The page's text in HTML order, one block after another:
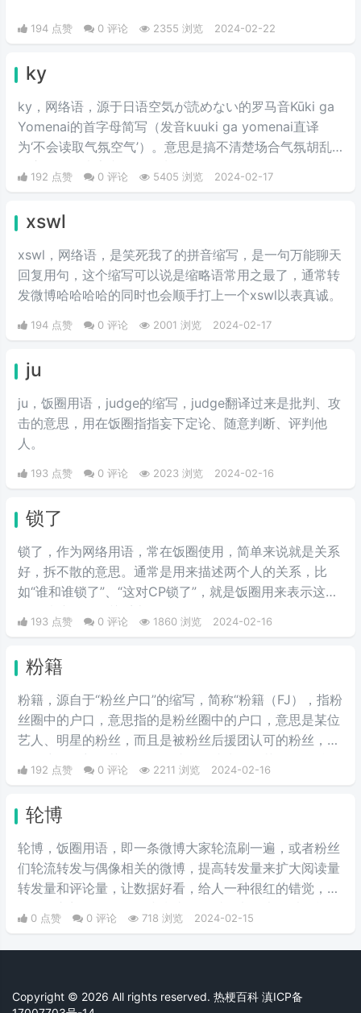
194 点赞 0 评论 2355 浏览 2024-02-22
ky
ky，网络语，源于日语空気が読めない的罗马音Kūki ga
Yomenai的首字母简写（发音kuuki ga yomenai直译
为‘不会读取气氛空气’）。意思是搞不清楚场合气氛胡乱
发言而扫了大家兴致的行为。
192 点赞 0 评论 5405 浏览 2024-02-17
xswl
xswl，网络语，是笑死我了的拼音缩写，是一句万能聊天
回复用句，这个缩写可以说是缩略语常用之最了，通常转
发微博哈哈哈哈的同时也会顺手打上一个xswl以表真诚。
194 点赞 0 评论 2001 浏览 2024-02-17
ju
ju，饭圈用语，judge的缩写，judge翻译过来是批判、攻
击的意思，用在饭圈指指妄下定论、随意判断、评判他
人。
193 点赞 0 评论 2023 浏览 2024-02-16
锁了
锁了，作为网络用语，常在饭圈使用，简单来说就是关系
好，拆不散的意思。通常是用来描述两个人的关系，比
如“谁和谁锁了”、“这对CP锁了”，就是饭圈用来表示这两
个人情谊很深，关系十分好，锁住了，拆不散了。
193 点赞 0 评论 1860 浏览 2024-02-16
粉籍
粉籍，源自于“粉丝户口”的缩写，简称“粉籍（FJ），指粉
丝圈中的户口，意思指的是粉丝圈中的户口，意思是某位
艺人、明星的粉丝，而且是被粉丝后援团认可的粉丝，类
似于户口。想要获得粉籍，就需要成为一个艺人的粉丝，
并对他的作品、代言进行推广、支持，表达喜爱，直到获
192 点赞 0 评论 2211 浏览 2024-02-16
轮博
轮博，饭圈用语，即一条微博大家轮流刷一遍，或者粉丝
们轮流转发与偶像相关的微博，提高转发量来扩大阅读量
转发量和评论量，让数据好看，给人一种很红的错觉，这
是饭圈入门操作，动动小指头，用爱发电。也可以简单理
解为微博刷流量的行为。
0 点赞 0 评论 718 浏览 2024-02-15
Copyright © 2026 All rights reserved. 热梗百科 滇ICP备